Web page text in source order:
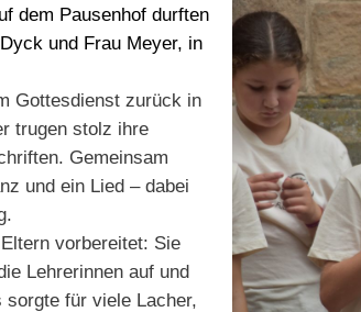
dem Pausenhof durften
und Frau Meyer, in
Gottesdienst zurück in
trugen stolz ihre
Gemeinsam
und ein Lied – dabei
vorbereitet: Sie
Lehrerinnen auf und
für viele Lacher,